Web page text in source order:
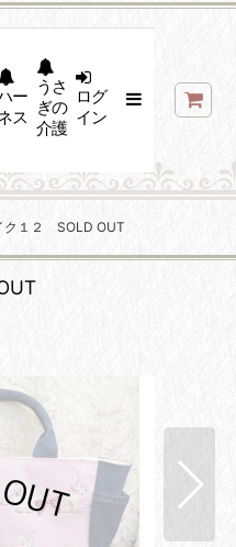
ー
ス
うさ
ぎの
介護
ログ
イン
ク１２ SOLD OUT